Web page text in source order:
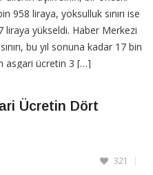
958 liraya, yoksulluk sınırı ise
yükseldi. Haber Merkezi
bu yıl sonuna kadar 17 bin
asgari ücretin 3 […]
Ücretin Dört
321